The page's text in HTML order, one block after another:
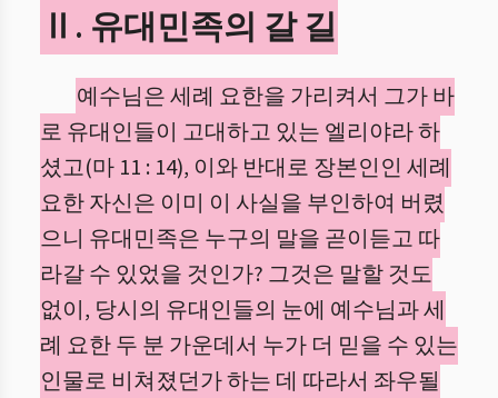
Ⅱ. 유대민족의 갈 길
예수님은 세례 요한을 가리켜서 그가 바
로 유대인들이 고대하고 있는 엘리야라 하
셨고(마 11 : 14), 이와 반대로 장본인인 세례
요한 자신은 이미 이 사실을 부인하여 버렸
으니 유대민족은 누구의 말을 곧이듣고 따
라갈 수 있었을 것인가? 그것은 말할 것도
없이, 당시의 유대인들의 눈에 예수님과 세
례 요한 두 분 가운데서 누가 더 믿을 수 있는
인물로 비쳐졌던가 하는 데 따라서 좌우될